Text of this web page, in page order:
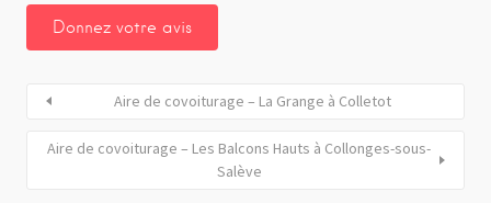
Aire de covoiturage – La Grange à Colletot
Aire de covoiturage – Les Balcons Hauts à Collonges-sous-
Salève